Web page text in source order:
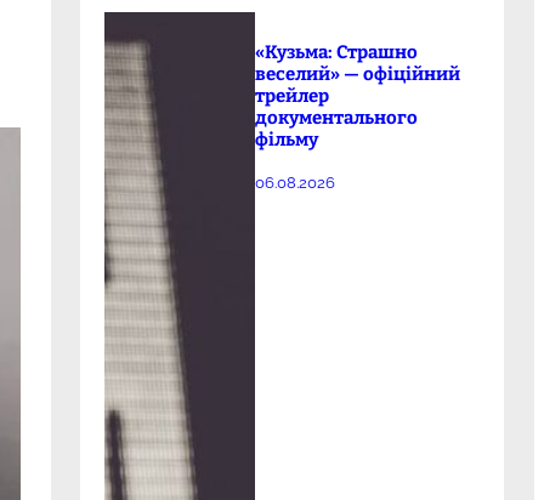
«Кузьма: Страшно
веселий» — офіційний
трейлер
документального
фільму
06.08.2026